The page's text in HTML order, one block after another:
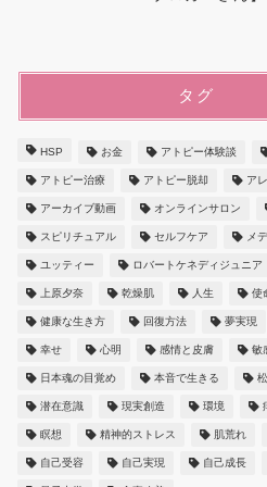
タグ
HSP お金 アトピー体験談
アトピー治療 アトピー脱却 ア
アーカイブ動画 オンラインサロン
スピリチュアル セルフケア メ
ユッティー ロバートケネディジュニア
上原夕奈 乾燥肌 人生 使
健康な生き方 回復方法 夢実現
幸せ 心明 感情と皮膚 敏
日本魂の目覚め 本音で生きる
潜在意識 現実創造 環境
瞑想 精神的ストレス 肌荒れ
自己受容 自己実現 自己成長